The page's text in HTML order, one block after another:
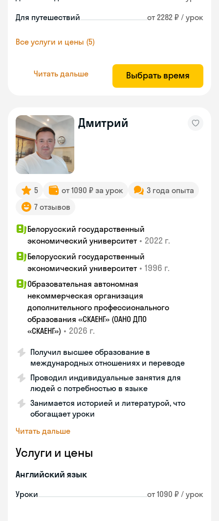
Для путешествий от 2282 ₽ / урок
Все услуги и цены (5)
Читать дальше Выбрать время
Дмитрий
5 от 1090 ₽ за урок
3 года опыта
7 отзывов
Белорусский государственный
экономический университет • 2022 г.
Белорусский государственный
экономический университет • 1996 г.
Образовательная автономная
некоммерческая организация
дополнительного профессионального
образования «СКАЕНГ» (ОАНО ДПО
«СКАЕНГ») • 2026 г.
Получил высшее образование в
международных отношениях и переводе
Проводил индивидуальные занятия для
людей с потребностью в языке
Занимается историей и литературой, что
обогащает уроки
Читать дальше
Услуги и цены
Английский язык
Уроки от 1090 ₽ / урок